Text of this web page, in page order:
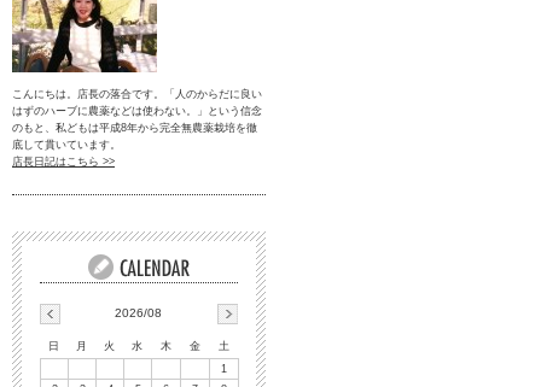
こんにちは。店長の落合です。「人のからだに良い
はずのハーブに農薬などは使わない。」という信念
のもと、私どもは平成8年から完全無農薬栽培を徹
底して貫いています。
店長日記はこちら >>
2026/08
日 月 火 水 木 金
土
1